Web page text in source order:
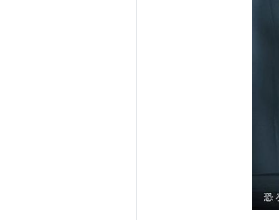
監督・制作：ヴェルナー・
脚本：ヴェルナー・ヘルツ
撮影：イェルク・シュミッ
クラウス・キンスキー